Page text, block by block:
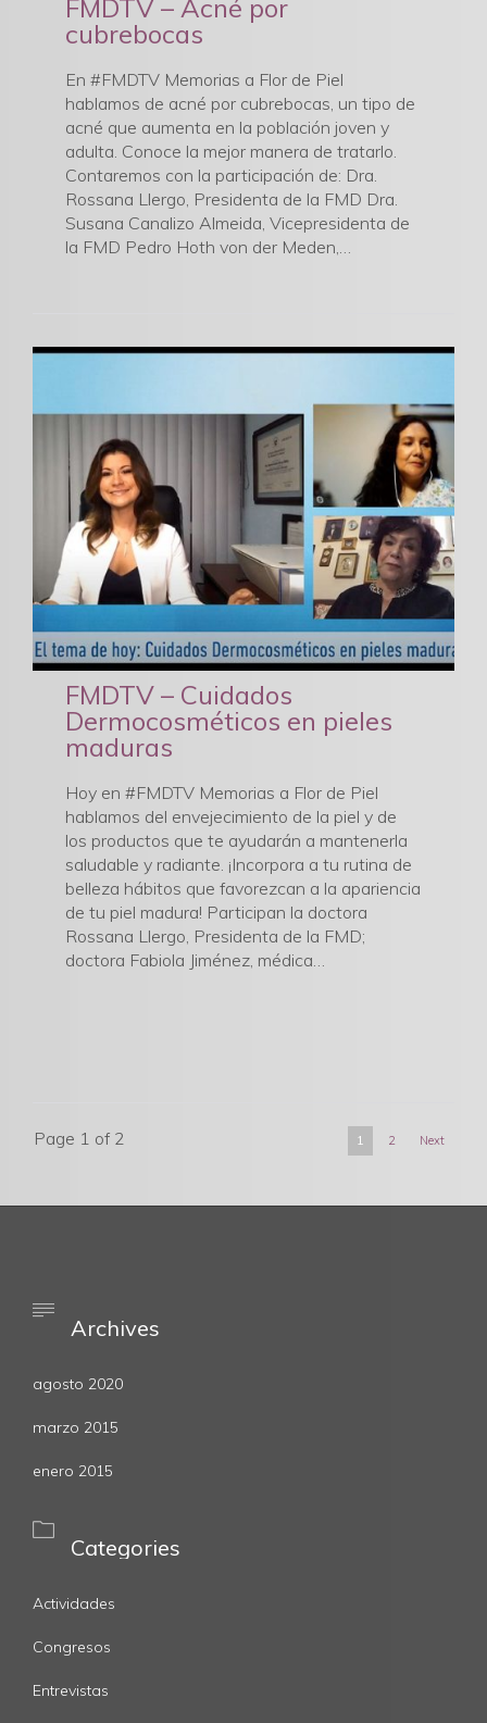
FMDTV – Acné por
cubrebocas
En #FMDTV Memorias a Flor de Piel
hablamos de acné por cubrebocas, un tipo de
acné que aumenta en la población joven y
adulta. Conoce la mejor manera de tratarlo.
Contaremos con la participación de: Dra.
Rossana Llergo, Presidenta de la FMD Dra.
Susana Canalizo Almeida, Vicepresidenta de
la FMD Pedro Hoth von der Meden,…
FMDTV – Cuidados
Dermocosméticos en pieles
maduras
Hoy en #FMDTV Memorias a Flor de Piel
hablamos del envejecimiento de la piel y de
los productos que te ayudarán a mantenerla
saludable y radiante. ¡Incorpora a tu rutina de
belleza hábitos que favorezcan a la apariencia
de tu piel madura! Participan la doctora
Rossana Llergo, Presidenta de la FMD;
doctora Fabiola Jiménez, médica…
Page 1 of 2 1 2 Next

Archives
agosto 2020
marzo 2015
enero 2015

Categories
Actividades
Congresos
Entrevistas